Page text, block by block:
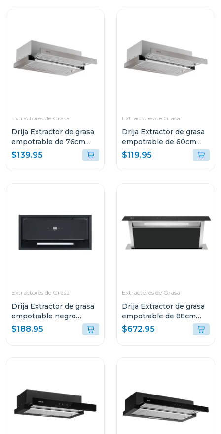
Extractores de Grasa
Drija Extractor de grasa
empotrable de 76cm
con filtro de acero
aluminio y de carbón
$139.95
Extractores de Grasa
Drija Extractor de grasa
empotrable de 60cm
con filtro de acero
aluminio y de carbón
$119.95
Extractores de Grasa
Drija Extractor de grasa
empotrable negro
59.8cm sottile60
$188.95
Extractores de Grasa
Drija Extractor de grasa
empotrable de 88cm
color acero
$672.95